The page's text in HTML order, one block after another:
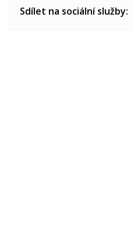
Sdílet na sociální služby: